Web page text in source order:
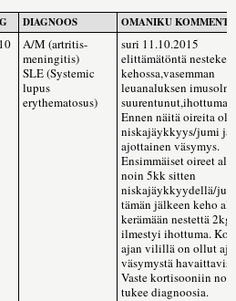
DIAGNOOS OMANIKU
A/M (artritis-
meningitis)
SLE (Systemic
lupus
erythematosus)
suri 11.10.2015
elittämätöntä
kehossa,vasemman
leuanaluksen
Ennen näitä oireita
niskajäykkyys/jumi ja
ajottainen väsymys.
Ensimmäiset oireet
noin 5kk sitten
niskajäykkyydellä/
tämän jälkeen keho
kerämään nestettä 2kg
ilmestyi ihottuma.
ajan vilillä on ollut
väsymystä
Vaste kortisooniin
tukee diagnoosia.